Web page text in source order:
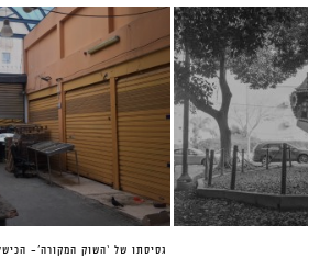
גסיסתו של ‘השוק המקורה’-